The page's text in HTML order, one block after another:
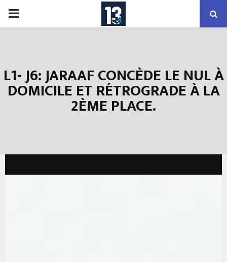
PRIMARY
L1- J6: JARAAF CONCÈDE LE NUL À
DOMICILE ET RÉTROGRADE À LA
2ÈME PLACE.